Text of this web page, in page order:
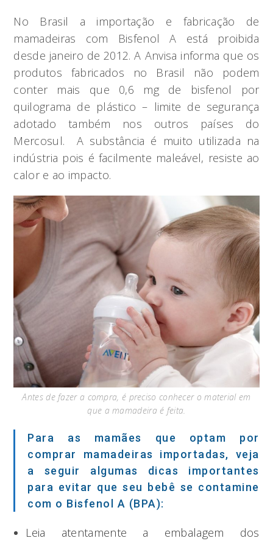
No Brasil a importação e fabricação de
mamadeiras com Bisfenol A está proibida
desde janeiro de 2012. A Anvisa informa que os
produtos fabricados no Brasil não podem
conter mais que 0,6 mg de bisfenol por
quilograma de plástico – limite de segurança
adotado também nos outros países do
Mercosul. A substância é muito utilizada na
indústria pois é facilmente maleável, resiste ao
calor e ao impacto.
Antes de fazer a compra, é preciso conhecer o material em
que a mamadeira é feita.
Para as mamães que optam por
comprar mamadeiras importadas, veja
a seguir algumas dicas importantes
para evitar que seu bebê se contamine
com o Bisfenol A (BPA):
Leia atentamente a embalagem dos